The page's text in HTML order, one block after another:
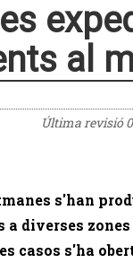
al
Última revisió
s'han
a diverses
casos s'ha